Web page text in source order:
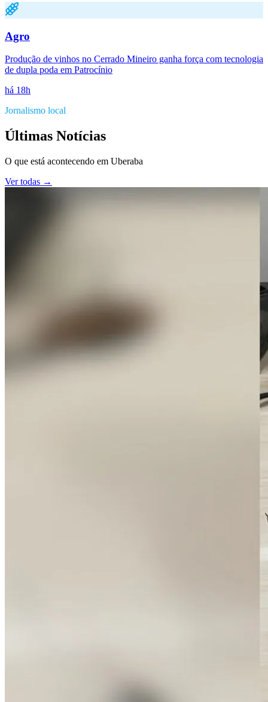
Agro
Produção de vinhos no Cerrado Mineiro ganha força com tecnologia
de dupla poda em Patrocínio
há 18h
Jornalismo local
Últimas Notícias
O que está acontecendo em Uberaba
Ver todas →